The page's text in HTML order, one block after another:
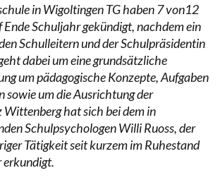
in Wigoltingen TG haben 7 von12
Ende Schuljahr gekündigt, nachdem ein
Schulleitern und der Schulpräsidentin
dabei um eine grundsätzliche
um pädagogische Konzepte, Aufgaben
sowie um die Ausrichtung der
Wittenberg hat sich bei dem in
Schulpsychologen Willi Ruoss, der
Tätigkeit seit kurzem im Ruhestand
erkundigt.